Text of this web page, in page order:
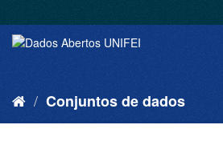
Conjuntos de dados